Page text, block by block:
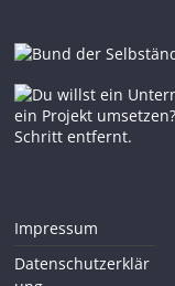
Impressum
Datenschutzerklär